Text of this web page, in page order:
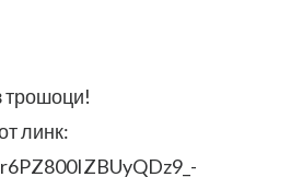
трошоци!
линк: